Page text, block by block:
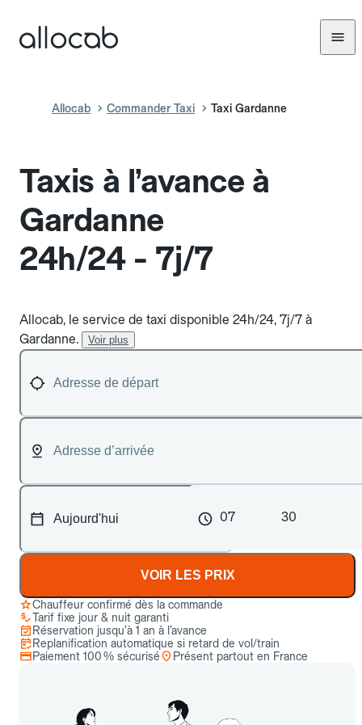
Allocab Commander Taxi Taxi Gardanne
Taxis à l’avance à
Gardanne
24h/24 - 7j/7
Allocab, le service de taxi disponible 24h/24, 7j/7 à
Gardanne.
Voir plus
07 30
VOIR LES PRIX
Chauffeur confirmé dès la commande
Tarif fixe jour & nuit garanti
Réservation jusqu’à 1 an à l’avance
Replanification automatique si retard de vol/train
Paiement 100 % sécurisé
Présent partout en France